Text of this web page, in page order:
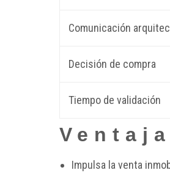
Comunicación
Decisión de compra
Tiempo de validación
Impulsa la venta